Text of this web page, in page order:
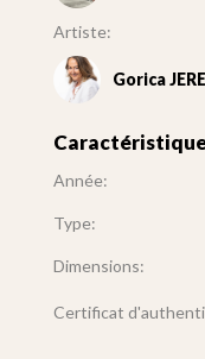
Artiste:
Gorica
Année:
Type:
Dimensions:
Certificat